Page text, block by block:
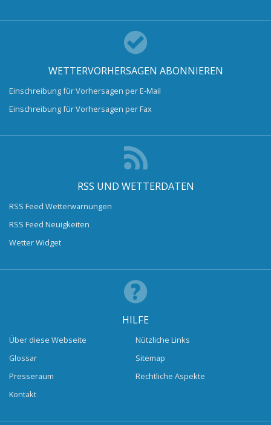
WETTERVORHERSAGEN ABONNIEREN
Einschreibung für Vorhersagen per E-Mail
Einschreibung für Vorhersagen per Fax
RSS UND WETTERDATEN
RSS Feed Wetterwarnungen
RSS Feed Neuigkeiten
Wetter Widget
HILFE
Über diese Webseite
Glossar
Presseraum
Kontakt
Nützliche Links
Sitemap
Rechtliche Aspekte